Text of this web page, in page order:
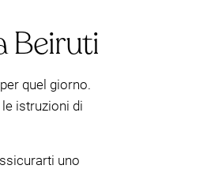
Beiruti
quel giorno.
istruzioni di
uno